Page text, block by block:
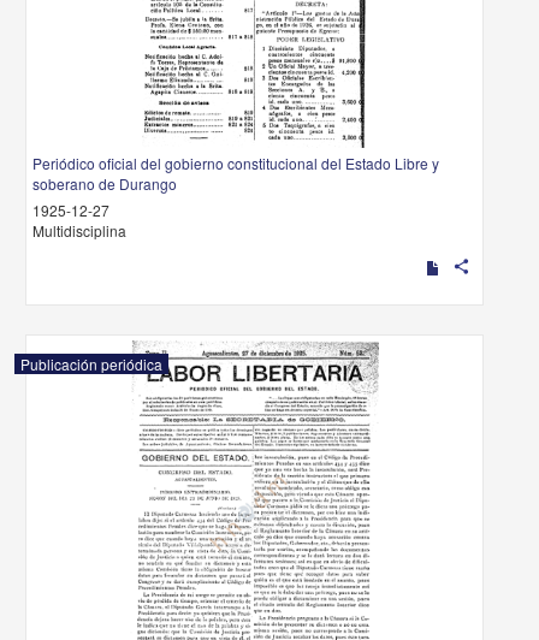
Periódico oficial del gobierno constitucional del Estado Libre y
soberano de Durango
1925-12-27
Multidisciplina
share
Publicación periódica